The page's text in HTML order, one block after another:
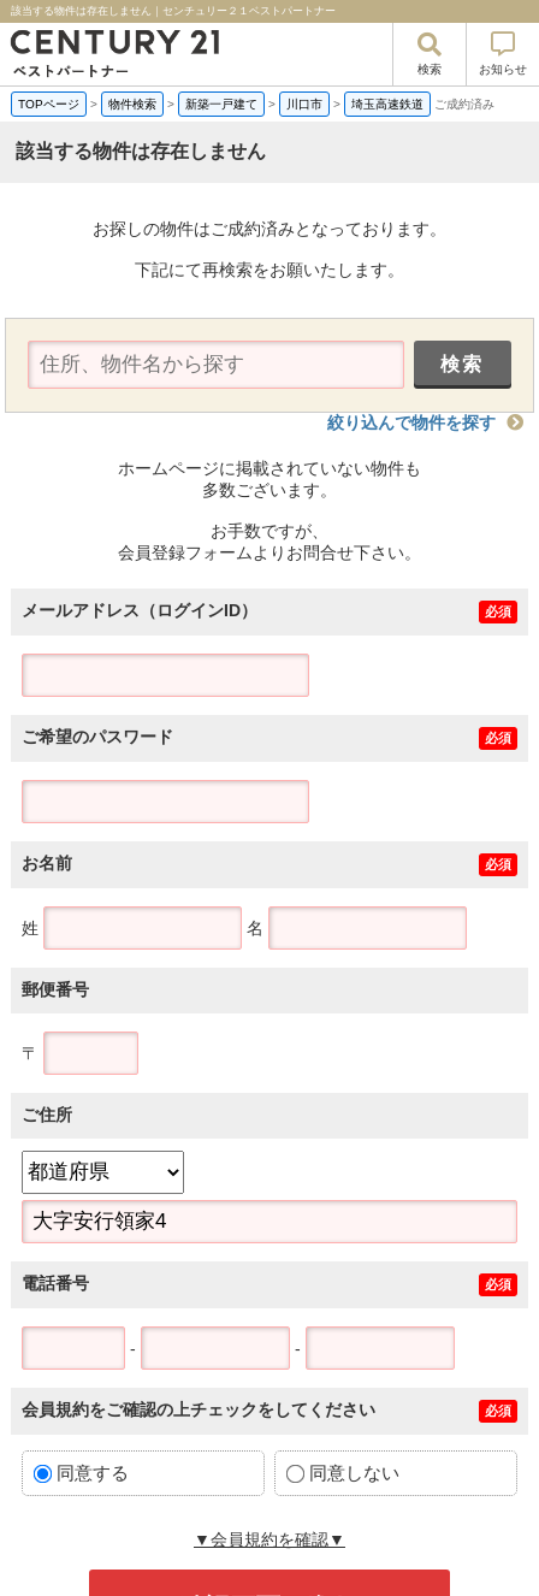
該当する物件は存在しません｜センチュリー２１ベストパートナー
検索 お知らせ
TOPページ > 物件検索 > 新築一戸建て > 川口市 > 埼玉高速鉄道 ご成約済み
該当する物件は存在しません
お探しの物件はご成約済みとなっております。
下記にて再検索をお願いたします。
絞り込んで物件を探す
ホームページに掲載されていない物件も
多数ございます。
お手数ですが、
会員登録フォームよりお問合せ下さい。
メールアドレス（ログインID） 必須
ご希望のパスワード 必須
お名前 必須
姓 名
郵便番号
〒
ご住所
電話番号 必須
- -
会員規約をご確認の上チェックをしてください 必須
同意する 同意しない
▼会員規約を確認▼